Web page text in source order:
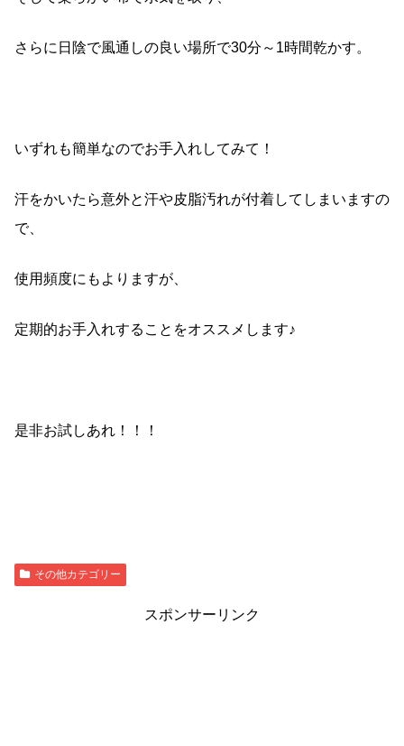
さらに日陰で風通しの良い場所で30分～1時間乾かす。
いずれも簡単なのでお手入れしてみて！
汗をかいたら意外と汗や皮脂汚れが付着してしまいますの
で、
使用頻度にもよりますが、
定期的お手入れすることをオススメします♪
是非お試しあれ！！！
その他カテゴリー
スポンサーリンク